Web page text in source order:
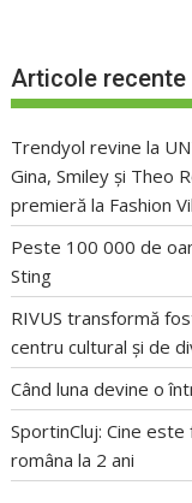
Articole recente
Trendyol revine la
Gina, Smiley și Theo
premieră la Fashion
Peste 100 000 de
Sting
RIVUS transformă
centru cultural și de
Când luna devine o
SportinCluj: Cine
româna la 2 ani